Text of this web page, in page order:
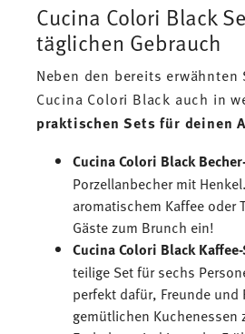
Cucina Colori Black
täglichen Gebrauch
Neben den bereits
Cucina Colori Black auch in
praktischen Sets für deinen
Cucina Colori Black
Porzellanbecher mit
aromatischem Kaffee oder
Gäste zum Brunch ein!
Cucina Colori Black
teilige Set für sechs
perfekt dafür, Freunde und
gemütlichen Kuchenessen